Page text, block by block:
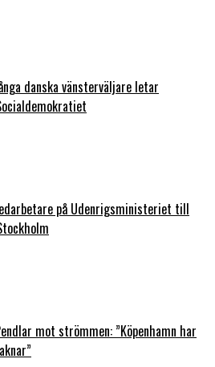
danska vänsterväljare letar
på Udenrigsministeriet till
mot strömmen: ”Köpenhamn har